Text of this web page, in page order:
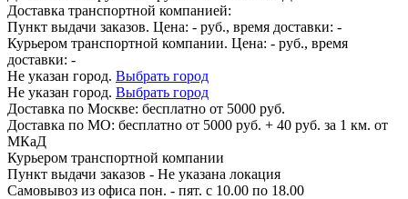
Доставка транспортной компанией:
Пункт выдачи заказов. Цена: - руб., время доставки: -
Курьером транспортной компании. Цена: - руб., время
доставки: -
Не указан город. Выбрать город
Не указан город. Выбрать город
Доставка по Москве: бесплатно от 5000 руб.
Доставка по МО: бесплатно от 5000 руб. + 40 руб. за 1 км. от
МКаД
Курьером транспортной компании
Пункт выдачи заказов - Не указана локация
Самовывоз из офиса пон. - пят. с 10.00 по 18.00